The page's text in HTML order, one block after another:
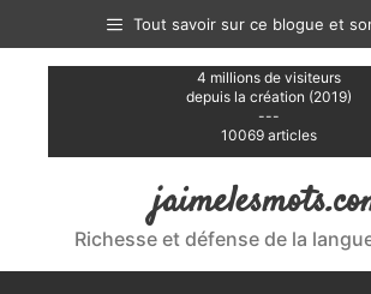
contenu
Tout savoir sur ce blogue et
4 millions de visiteurs
depuis la création (2019)
---
10069 articles
Richesse et défense de la